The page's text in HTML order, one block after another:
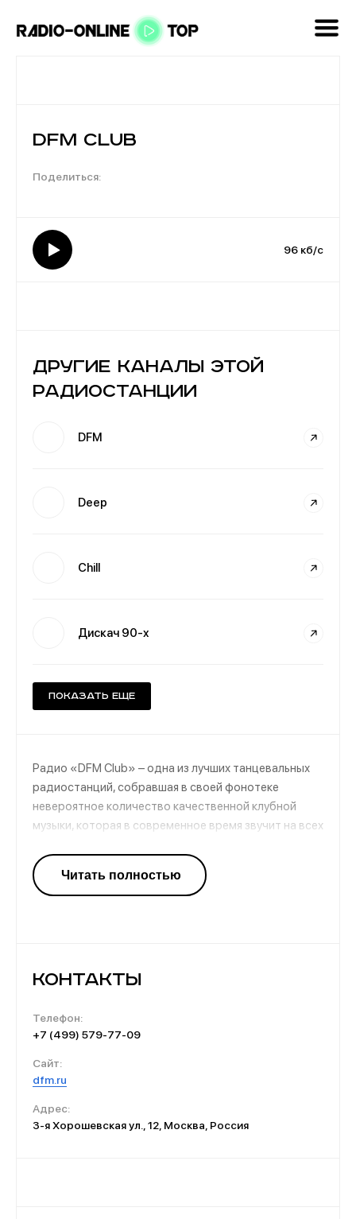
DFM Club
96 кб/с
Другие каналы этой
радиостанции
DFM
Deep
Chill
Дискач 90-х
Показать еще
Радио «DFM Club» – одна из лучших танцевальных
радиостанций, собравшая в своей фонотеке
невероятное количество качественной клубной
музыки, которая в современное время звучит на всех
отбирают музыкальные композиции, а потому в
эфир попадают треки от самых известных диджеев,
Контакты
Телефон:
+7 (499) 579-77-09
Сайт:
dfm.ru
Адрес:
3-я Хорошевская ул., 12, Москва, Россия